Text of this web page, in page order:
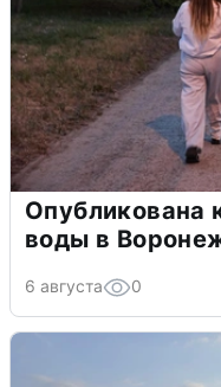
Опубликована
воды в
6 августа 0